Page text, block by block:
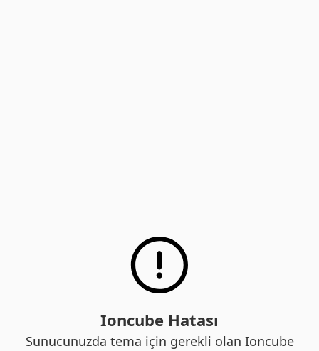
Ioncube Hatası
Sunucunuzda tema için gerekli olan Ioncube